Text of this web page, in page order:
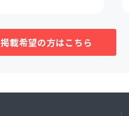
掲載希望の方はこちら